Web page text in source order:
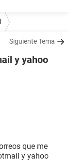
Siguiente Tema
y yahoo
que me
y yahoo